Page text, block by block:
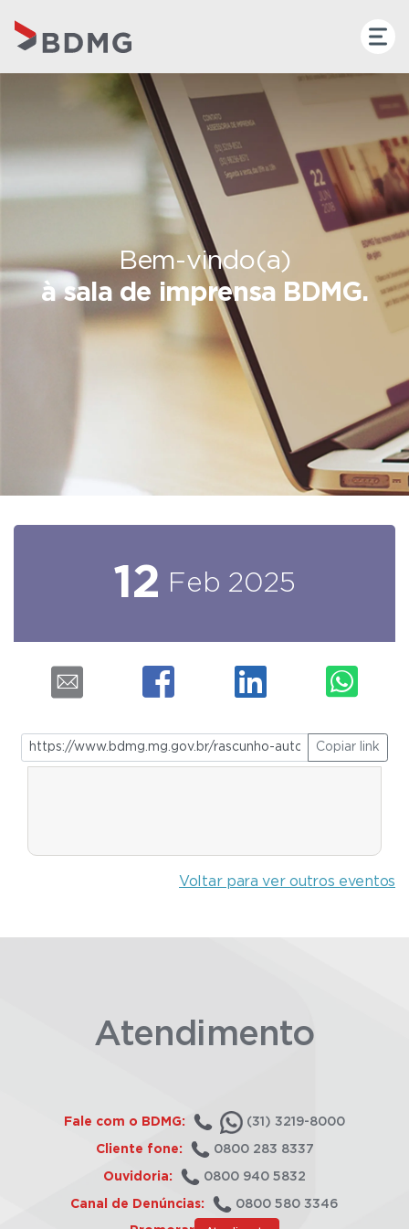
Bem-vindo(a)
à sala de imprensa BDMG.
12 Feb 2025
Copiar link
Voltar para ver outros eventos
Atendimento
Fale com o BDMG: (31) 3219-8000
Cliente fone: 0800 283 8337
Ouvidoria: 0800 940 5832
Canal de Denúncias: 0800 580 3346